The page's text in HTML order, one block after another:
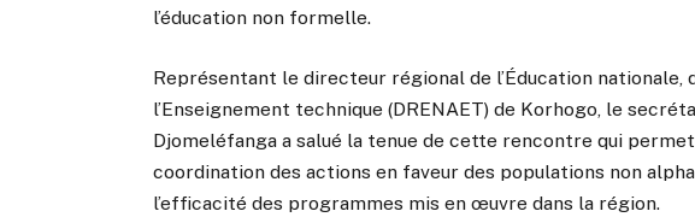
l’éducation non formelle.
Représentant le directeur régional de l’Éducation nationale,
l’Enseignement technique (DRENAET) de Korhogo, le
Djomeléfanga a salué la tenue de cette rencontre qui
coordination des actions en faveur des populations non
l’efficacité des programmes mis en œuvre dans la région.